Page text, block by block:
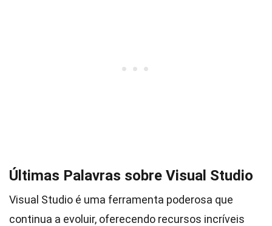
Últimas Palavras sobre Visual Studio
Visual Studio é uma ferramenta poderosa que
continua a evoluir, oferecendo recursos incríveis